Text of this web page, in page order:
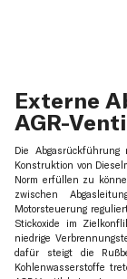
Externe
AGR-
Die
Konstruktion von
Norm erfüllen zu
zwischen
Motorsteuerung
Stickoxide im
niedrige
dafür steigt die
Kohlenwasserstoffe